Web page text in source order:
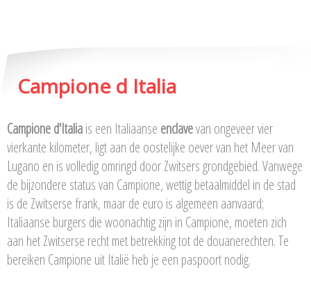
Campione d Italia
Campione d'Italiais een Italiaanse enclavevan ongeveer vier
vierkante kilometer, ligt aan de oostelijke oever van het Meer van
Lugano en is volledig omringd door Zwitsers grondgebied. Vanwege
de bijzondere status van Campione, wettig betaalmiddel in de stad
is de Zwitserse frank, maar de euro is algemeen aanvaard;
Italiaanse burgers die woonachtig zijn in Campione, moeten zich
aan het Zwitserse recht met betrekking tot de douanerechten. Te
bereiken Campione uit Italië heb je een paspoort nodig.